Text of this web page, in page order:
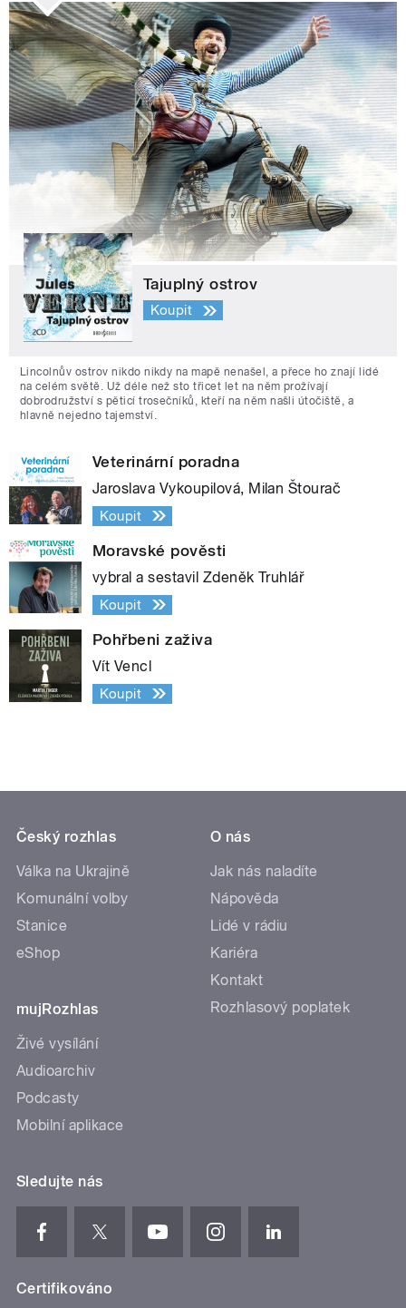
Tajuplný ostrov
Koupit
Lincolnův ostrov nikdo nikdy na mapě nenašel, a přece ho znají lidé
na celém světě. Už déle než sto třicet let na něm prožívají
dobrodružství s pěticí trosečníků, kteří na něm našli útočiště, a
hlavně nejedno tajemství.
Veterinární poradna
Jaroslava Vykoupilová, Milan Štourač
Koupit
Moravské pověsti
vybral a sestavil Zdeněk Truhlář
Koupit
Pohřbeni zaživa
Vít Vencl
Koupit
Český rozhlas
Válka na Ukrajině
Komunální volby
Stanice
eShop
mujRozhlas
Živé vysílání
Audioarchiv
Podcasty
Mobilní aplikace
O nás
Jak nás naladíte
Nápověda
Lidé v rádiu
Kariéra
Kontakt
Rozhlasový poplatek
Sledujte nás
Certifikováno